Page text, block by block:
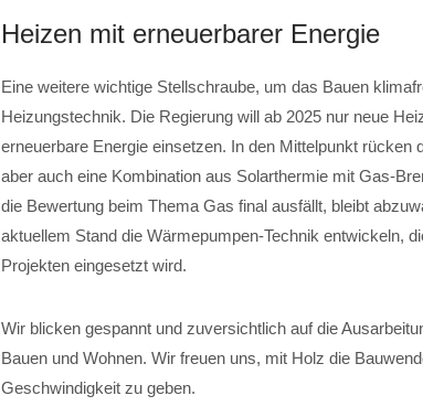
Heizen mit erneuerbarer Energie
Eine weitere wichtige Stellschraube, um das Bauen
Heizungstechnik. Die Regierung will ab 2025 nur neue
erneuerbare Energie einsetzen. In den Mittelpunkt rücken
aber auch eine Kombination aus Solarthermie mit Gas-
die Bewertung beim Thema Gas final ausfällt, bleibt
aktuellem Stand die Wärmepumpen-Technik entwickeln,
Projekten eingesetzt wird.
Wir blicken gespannt und zuversichtlich auf die
Bauen und Wohnen. Wir freuen uns, mit Holz die
Geschwindigkeit zu geben.